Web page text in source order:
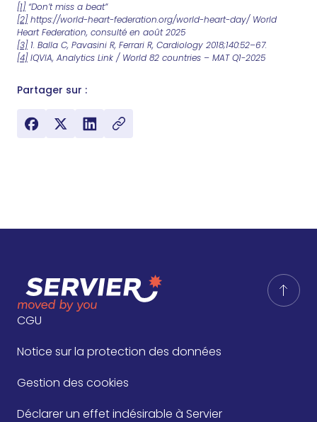
[1]“Don’t miss a beat”
[2]https://world-heart-federation.org/world-heart-day/ World
Heart Federation, consulté en août 2025
[3] 1. Balla C, Pavasini R, Ferrari R, Cardiology 2018;140:52–67.
[4]IQVIA, Analytics Link / World 82 countries – MAT Q1-2025
Partager sur :
CGU
Notice sur la protection des données
Gestion des cookies
Déclarer un effet indésirable à Servier